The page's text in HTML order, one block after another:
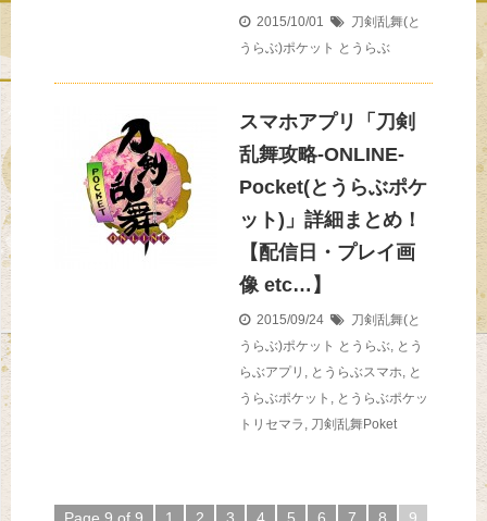
2015/10/01
刀剣乱舞(と
うらぶ)ポケット とうらぶ
スマホアプリ「刀剣
乱舞攻略-ONLINE-
Pocket(とうらぶポケ
ット)」詳細まとめ！
【配信日・プレイ画
像 etc…】
2015/09/24
刀剣乱舞(と
うらぶ)ポケット とうらぶ, とう
らぶアプリ , とうらぶスマホ, と
うらぶポケット , とうらぶポケッ
トリセマラ , 刀剣乱舞Poket